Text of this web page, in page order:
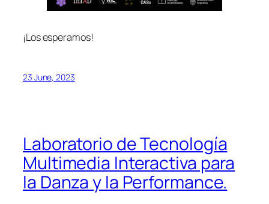
¡Los esperamos!
23 June, 2023
Laboratorio de Tecnología
Multimedia Interactiva para
la Danza y la Performance.